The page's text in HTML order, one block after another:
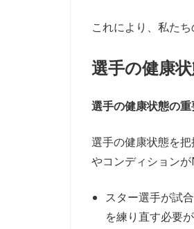
これにより、私た
選手の健康
選手の健康状態の
選手の健康状態を
やコンディション
スター選手が試
を練り直す必要が